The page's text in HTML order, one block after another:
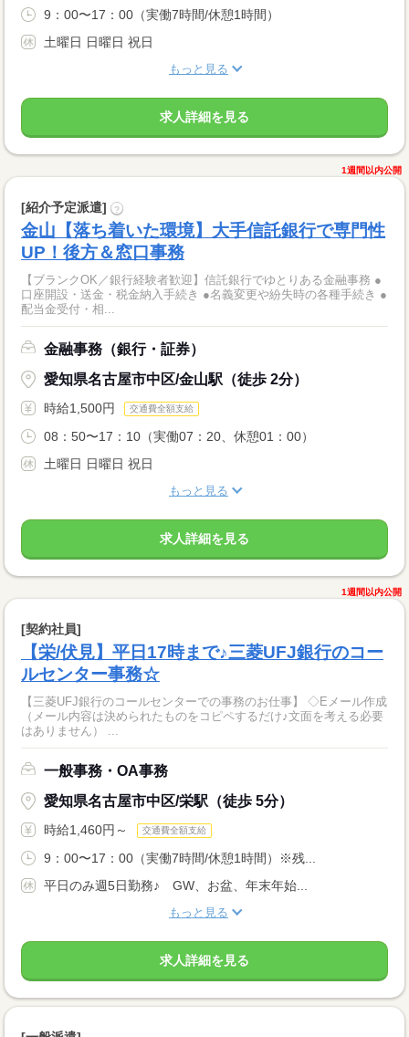
9：00〜17：00（実働7時間/休憩1時間）
土曜日 日曜日 祝日
もっと見る
求人詳細を見る
1週間以内公開
[紹介予定派遣] ?
金山【落ち着いた環境】大手信託銀行で専門性
UP！後方＆窓口事務
【ブランクOK／銀行経験者歓迎】信託銀行でゆとりある金融事務 ●
口座開設・送金・税金納入手続き ●名義変更や紛失時の各種手続き ●
配当金受付・相...
金融事務（銀行・証券）
愛知県名古屋市中区/金山駅（徒歩 2分）
時給1,500円 交通費全額支給
08：50〜17：10（実働07：20、休憩01：00）
土曜日 日曜日 祝日
もっと見る
求人詳細を見る
1週間以内公開
[契約社員]
【栄/伏見】平日17時まで♪三菱UFJ銀行のコー
ルセンター事務☆
【三菱UFJ銀行のコールセンターでの事務のお仕事】 ◇Eメール作成
（メール内容は決められたものをコピペするだけ♪文面を考える必要
はありません） ...
一般事務・OA事務
愛知県名古屋市中区/栄駅（徒歩 5分）
時給1,460円～ 交通費全額支給
9：00〜17：00（実働7時間/休憩1時間）※残...
平日のみ週5日勤務♪ GW、お盆、年末年始...
もっと見る
求人詳細を見る